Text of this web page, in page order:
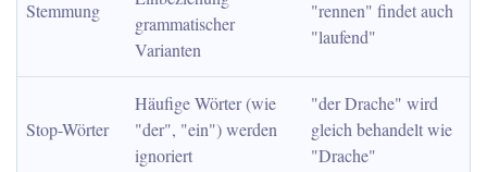
Stemmung
grammatischer
Varianten
"rennen" findet auch
"laufend"
Stop-Wörter
Häufige Wörter (wie
"der", "ein") werden
ignoriert
"der Drache" wird
gleich behandelt wie
"Drache"